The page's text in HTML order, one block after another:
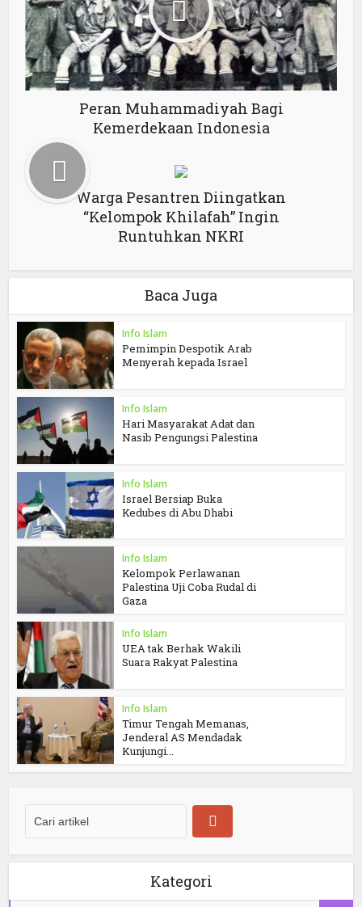
Peran Muhammadiyah Bagi
Kemerdekaan Indonesia
Warga Pesantren Diingatkan
“Kelompok Khilafah” Ingin
Runtuhkan NKRI
Baca Juga
Info Islam
Pemimpin Despotik Arab
Menyerah kepada Israel
Info Islam
Hari Masyarakat Adat dan
Nasib Pengungsi Palestina
Info Islam
Israel Bersiap Buka
Kedubes di Abu Dhabi
Info Islam
Kelompok Perlawanan
Palestina Uji Coba Rudal di
Gaza
Info Islam
UEA tak Berhak Wakili
Suara Rakyat Palestina
Info Islam
Timur Tengah Memanas,
Jenderal AS Mendadak
Kunjungi...
Kategori